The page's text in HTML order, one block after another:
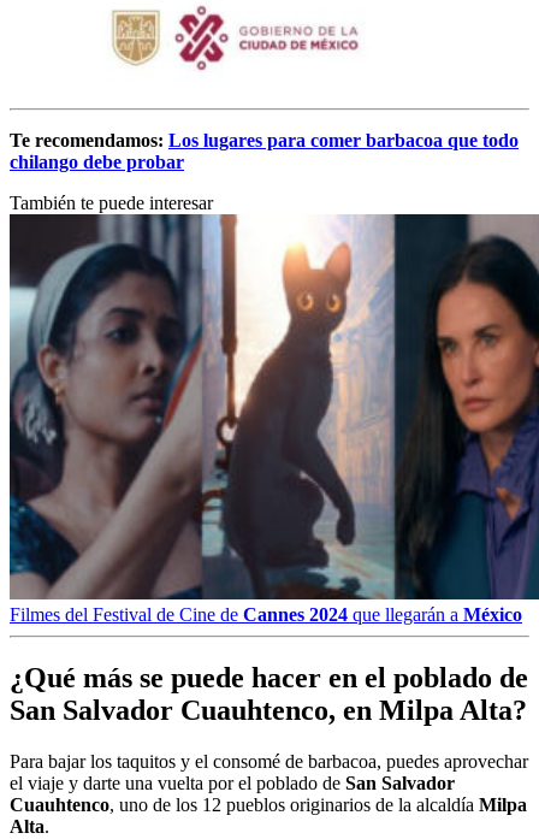
Te recomendamos: Los lugares para comer barbacoa que todo
chilango debe probar
También te puede interesar
Filmes del Festival de Cine de Cannes 2024 que llegarán a México
¿Qué más se puede hacer en el poblado de
San Salvador Cuauhtenco, en Milpa Alta?
Para bajar los taquitos y el consomé de barbacoa, puedes aprovechar
el viaje y darte una vuelta por el poblado de San Salvador
Cuauhtenco, uno de los 12 pueblos originarios de la alcaldía Milpa
Alta.